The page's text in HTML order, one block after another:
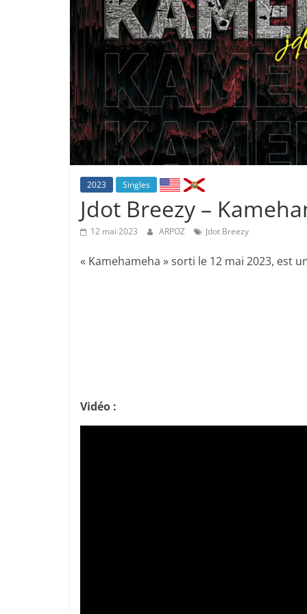
2023 Singles
Jdot Breezy –
12 mai 2023 ARPOZ Jdot Breezy
« Kamehameha » sorti le 12 mai 2023, est
Vidéo :